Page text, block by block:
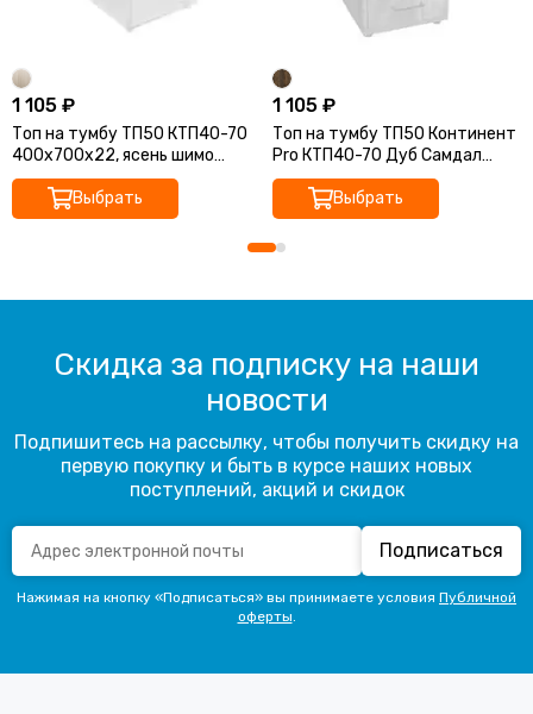
1 105 ₽
Топ на тумбу ТП50 КТП40-70
400х700х22, ясень шимо
светлый
Выбрать
1 105 ₽
Топ на тумбу ТП50 Континент
Pro КТП40-70 Дуб Самдал
500х500х22
Выбрать
Скидка за подписку на наши
новости
Подпишитесь на рассылку, чтобы получить скидку на
первую покупку и быть в курсе наших новых
поступлений, акций и скидок
Подписаться
Нажимая на кнопку «Подписаться» вы принимаете условия Публичной
оферты.